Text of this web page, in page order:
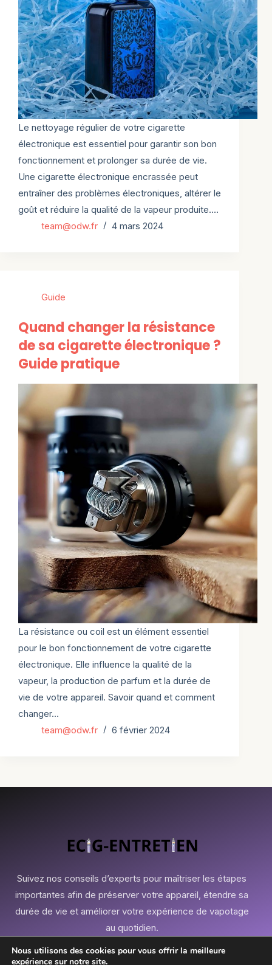
Le nettoyage régulier de votre cigarette
électronique est essentiel pour garantir son bon
fonctionnement et prolonger sa durée de vie.
Une cigarette électronique encrassée peut
entraîner des problèmes électroniques, altérer le
goût et réduire la qualité de la vapeur produite.…
team@odw.fr
4 mars 2024
Guide
Quand changer la résistance
de sa cigarette électronique ?
Guide pratique
La résistance ou coil est un élément essentiel
pour le bon fonctionnement de votre cigarette
électronique. Elle influence la qualité de la
vapeur, la production de parfum et la durée de
vie de votre appareil. Savoir quand et comment
changer…
team@odw.fr
6 février 2024
Suivez nos conseils d’experts pour maîtriser les étapes
importantes afin de préserver votre appareil, étendre sa
durée de vie et améliorer votre expérience de vapotage
au quotidien.
Nous utilisons des cookies pour vous offrir la meilleure
expérience sur notre site.